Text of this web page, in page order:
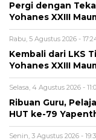
Pergi dengan
Yohanes XXIII
Rabu, 5 Agustus 2026 -
Kembali dari LKS
Yohanes XXIII
Selasa, 4 Agustus 2026 -
Ribuan Guru,
HUT ke-79
Senin, 3 Agustus 2026 -